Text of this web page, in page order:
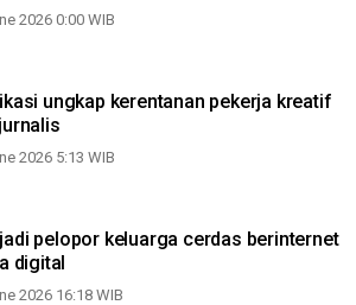
2026 0:00 WIB
ungkap kerentanan pekerja kreatif
2026 5:13 WIB
pelopor keluarga cerdas berinternet
digital
2026 16:18 WIB